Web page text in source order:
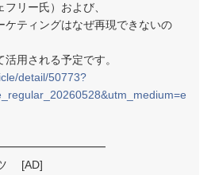
フリー氏）および、
ケティングはなぜ再現できないの
用される予定です。
detail/50773?
ツ [AD]